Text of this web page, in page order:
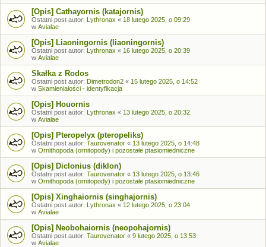
[Opis] Cathayornis (katajornis)
Ostatni post autor: Lythronax « 18 lutego 2025, o 09:29
w Avialae
[Opis] Liaoningornis (liaoningornis)
Ostatni post autor: Lythronax « 16 lutego 2025, o 20:39
w Avialae
Skałka z Rodos
Ostatni post autor: Dimetrodon2 « 15 lutego 2025, o 14:52
w Skamieniałości - identyfikacja
[Opis] Houornis
Ostatni post autor: Lythronax « 13 lutego 2025, o 20:32
w Avialae
[Opis] Pteropelyx (pteropeliks)
Ostatni post autor: Taurovenator « 13 lutego 2025, o 14:48
w Ornithopoda (ornitopody) i pozostałe ptasiomiedniczne
[Opis] Diclonius (diklon)
Ostatni post autor: Taurovenator « 13 lutego 2025, o 13:46
w Ornithopoda (ornitopody) i pozostałe ptasiomiedniczne
[Opis] Xinghaiornis (singhajornis)
Ostatni post autor: Lythronax « 12 lutego 2025, o 23:04
w Avialae
[Opis] Neobohaiornis (neopohajornis)
Ostatni post autor: Taurovenator « 9 lutego 2025, o 13:53
w Avialae